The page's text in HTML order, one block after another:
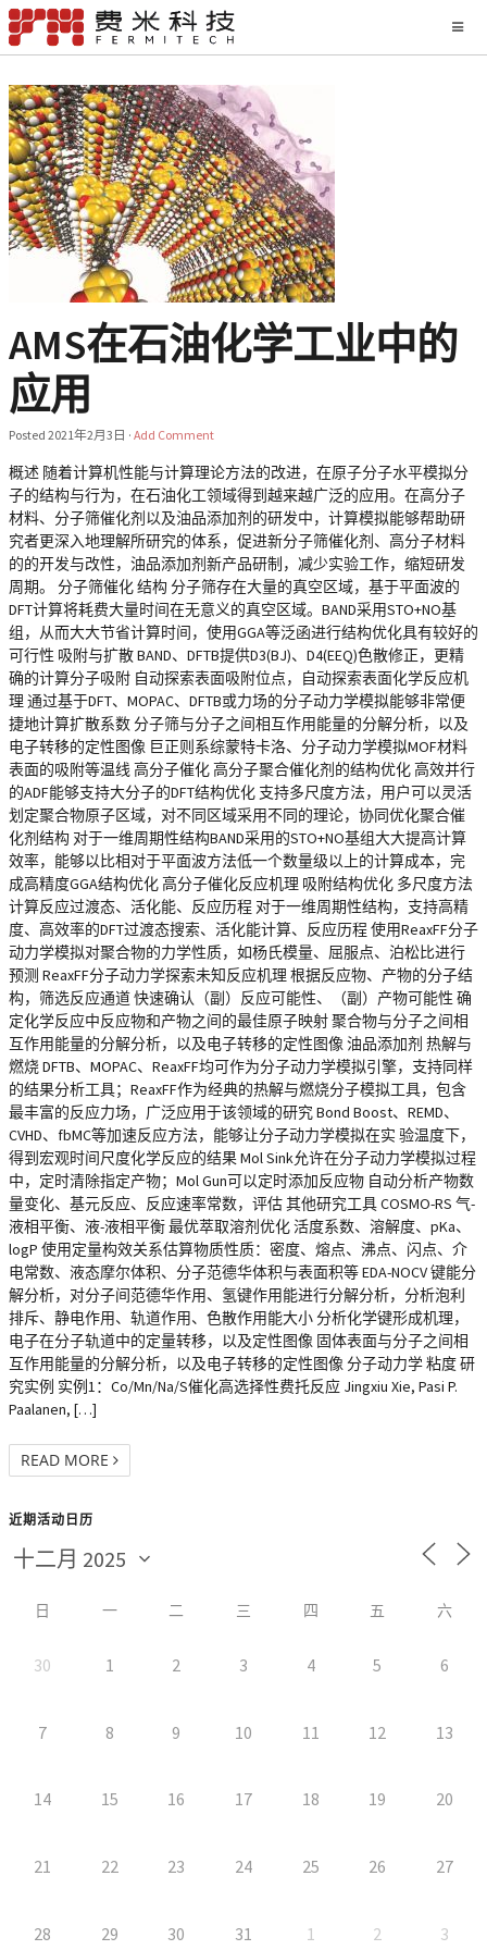
AMS在石油化学工业中的
应用
Posted 2021年2月3日 · Add Comment
概述 随着计算机性能与计算理论方法的改进，在原子分子水平模拟分
子的结构与行为，在石油化工领域得到越来越广泛的应用。在高分子
材料、分子筛催化剂以及油品添加剂的研发中，计算模拟能够帮助研
究者更深入地理解所研究的体系，促进新分子筛催化剂、高分子材料
的的开发与改性，油品添加剂新产品研制，减少实验工作，缩短研发
周期。 分子筛催化 结构 分子筛存在大量的真空区域，基于平面波的
DFT计算将耗费大量时间在无意义的真空区域。BAND采用STO+NO基
组，从而大大节省计算时间，使用GGA等泛函进行结构优化具有较好的
可行性 吸附与扩散 BAND、DFTB提供D3(BJ)、D4(EEQ)色散修正，更精
确的计算分子吸附 自动探索表面吸附位点，自动探索表面化学反应机
理 通过基于DFT、MOPAC、DFTB或力场的分子动力学模拟能够非常便
捷地计算扩散系数 分子筛与分子之间相互作用能量的分解分析，以及
电子转移的定性图像 巨正则系综蒙特卡洛、分子动力学模拟MOF材料
表面的吸附等温线 高分子催化 高分子聚合催化剂的结构优化 高效并行
的ADF能够支持大分子的DFT结构优化 支持多尺度方法，用户可以灵活
划定聚合物原子区域，对不同区域采用不同的理论，协同优化聚合催
化剂结构 对于一维周期性结构BAND采用的STO+NO基组大大提高计算
效率，能够以比相对于平面波方法低一个数量级以上的计算成本，完
成高精度GGA结构优化 高分子催化反应机理 吸附结构优化 多尺度方法
计算反应过渡态、活化能、反应历程 对于一维周期性结构，支持高精
度、高效率的DFT过渡态搜索、活化能计算、反应历程 使用ReaxFF分子
动力学模拟对聚合物的力学性质，如杨氏模量、屈服点、泊松比进行
预测 ReaxFF分子动力学探索未知反应机理 根据反应物、产物的分子结
构，筛选反应通道 快速确认（副）反应可能性、（副）产物可能性 确
定化学反应中反应物和产物之间的最佳原子映射 聚合物与分子之间相
互作用能量的分解分析，以及电子转移的定性图像 油品添加剂 热解与
燃烧 DFTB、MOPAC、ReaxFF均可作为分子动力学模拟引擎，支持同样
的结果分析工具；ReaxFF作为经典的热解与燃烧分子模拟工具，包含
最丰富的反应力场，广泛应用于该领域的研究 Bond Boost、REMD、
CVHD、fbMC等加速反应方法，能够让分子动力学模拟在实 验温度下，
得到宏观时间尺度化学反应的结果 Mol Sink允许在分子动力学模拟过程
中，定时清除指定产物；Mol Gun可以定时添加反应物 自动分析产物数
量变化、基元反应、反应速率常数，评估 其他研究工具 COSMO-RS 气-
液相平衡、液-液相平衡 最优萃取溶剂优化 活度系数、溶解度、pKa、
logP 使用定量构效关系估算物质性质：密度、熔点、沸点、闪点、介
电常数、液态摩尔体积、分子范德华体积与表面积等 EDA-NOCV 键能分
解分析，对分子间范德华作用、氢键作用能进行分解分析，分析泡利
排斥、静电作用、轨道作用、色散作用能大小 分析化学键形成机理，
电子在分子轨道中的定量转移，以及定性图像 固体表面与分子之间相
互作用能量的分解分析，以及电子转移的定性图像 分子动力学 粘度 研
究实例 实例1：Co/Mn/Na/S催化高选择性费托反应 Jingxiu Xie, Pasi P.
Paalanen, […]
READ MORE
近期活动日历
日 一 二 三 四 五 六
30 1 2 3 4 5 6
7 8 9 10 11 12 13
14 15 16 17 18 19 20
21 22 23 24 25 26 27
28 29 30 31 1 2 3